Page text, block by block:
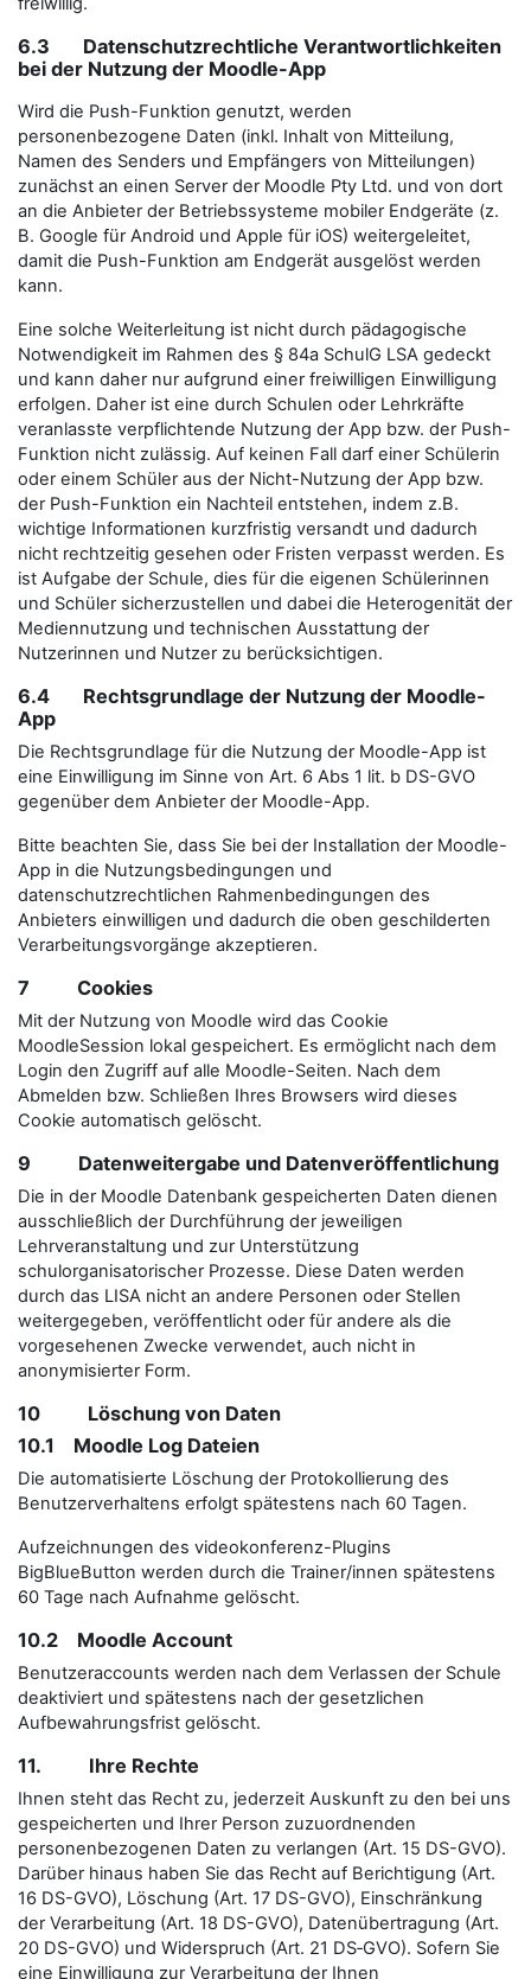
6.3 Datenschutzrechtliche Verantwortlichkeiten
bei der Nutzung der Moodle-App
Wird die Push-Funktion genutzt, werden
personenbezogene Daten (inkl. Inhalt von Mitteilung,
Namen des Senders und Empfängers von Mitteilungen)
zunächst an einen Server der Moodle Pty Ltd. und von dort
an die Anbieter der Betriebssysteme mobiler Endgeräte (z.
B. Google für Android und Apple für iOS) weitergeleitet,
damit die Push-Funktion am Endgerät ausgelöst werden
kann.
Eine solche Weiterleitung ist nicht durch pädagogische
Notwendigkeit im Rahmen des § 84a SchulG LSA gedeckt
und kann daher nur aufgrund einer freiwilligen Einwilligung
erfolgen. Daher ist eine durch Schulen oder Lehrkräfte
veranlasste verpflichtende Nutzung der App bzw. der Push-
Funktion nicht zulässig. Auf keinen Fall darf einer Schülerin
oder einem Schüler aus der Nicht-Nutzung der App bzw.
der Push-Funktion ein Nachteil entstehen, indem z.B.
wichtige Informationen kurzfristig versandt und dadurch
nicht rechtzeitig gesehen oder Fristen verpasst werden. Es
ist Aufgabe der Schule, dies für die eigenen Schülerinnen
und Schüler sicherzustellen und dabei die Heterogenität der
Mediennutzung und technischen Ausstattung der
Nutzerinnen und Nutzer zu berücksichtigen.
6.4 Rechtsgrundlage der Nutzung der Moodle-
App
Die Rechtsgrundlage für die Nutzung der Moodle-App ist
eine Einwilligung im Sinne von Art. 6 Abs 1 lit. b DS-GVO
gegenüber dem Anbieter der Moodle-App.
Bitte beachten Sie, dass Sie bei der Installation der Moodle-
App in die Nutzungsbedingungen und
datenschutzrechtlichen Rahmenbedingungen des
Anbieters einwilligen und dadurch die oben geschilderten
Verarbeitungsvorgänge akzeptieren.
7 Cookies
Mit der Nutzung von Moodle wird das Cookie
MoodleSession lokal gespeichert. Es ermöglicht nach dem
Login den Zugriff auf alle Moodle-Seiten. Nach dem
Abmelden bzw. Schließen Ihres Browsers wird dieses
Cookie automatisch gelöscht.
9 Datenweitergabe und Datenveröffentlichung
Die in der Moodle Datenbank gespeicherten Daten dienen
ausschließlich der Durchführung der jeweiligen
Lehrveranstaltung und zur Unterstützung
schulorganisatorischer Prozesse. Diese Daten werden
durch das LISA nicht an andere Personen oder Stellen
weitergegeben, veröffentlicht oder für andere als die
vorgesehenen Zwecke verwendet, auch nicht in
anonymisierter Form.
10 Löschung von Daten
10.1 Moodle Log Dateien
Die automatisierte Löschung der Protokollierung des
Benutzerverhaltens erfolgt spätestens nach 60 Tagen.
Aufzeichnungen des videokonferenz-Plugins
BigBlueButton werden durch die Trainer/innen spätestens
60 Tage nach Aufnahme gelöscht.
10.2 Moodle Account
Benutzeraccounts werden nach dem Verlassen der Schule
deaktiviert und spätestens nach der gesetzlichen
Aufbewahrungsfrist gelöscht.
11. Ihre Rechte
Ihnen steht das Recht zu, jederzeit Auskunft zu den bei uns
gespeicherten und Ihrer Person zuzuordnenden
personenbezogenen Daten zu verlangen (Art. 15 DS-GVO).
Darüber hinaus haben Sie das Recht auf Berichtigung (Art.
16 DS-GVO), Löschung (Art. 17 DS-GVO), Einschränkung
der Verarbeitung (Art. 18 DS-GVO), Datenübertragung (Art.
20 DS-GVO) und Widerspruch (Art. 21 DS‑GVO). Sofern Sie
eine Einwilligung zur Verarbeitung der Ihnen